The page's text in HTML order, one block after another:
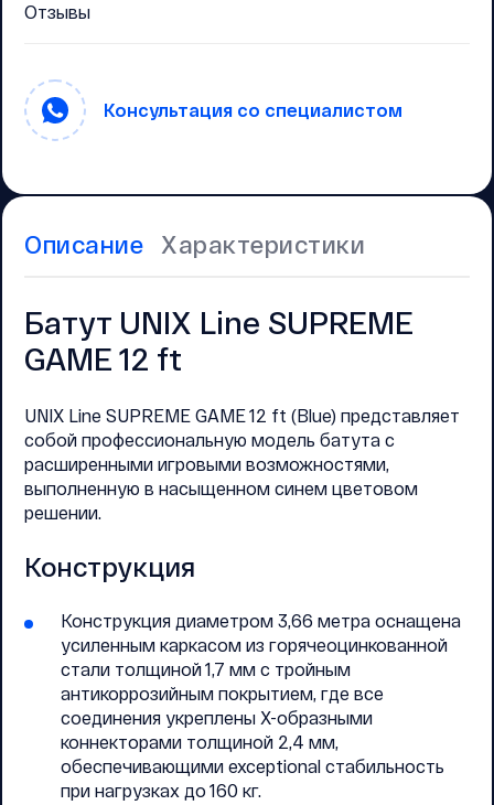
Описание Характеристики
Батут UNIX Line SUPREME
GAME 12 ft
UNIX Line SUPREME GAME 12 ft (Blue) представляет
собой профессиональную модель батута с
расширенными игровыми возможностями,
выполненную в насыщенном синем цветовом
решении.
Конструкция
Конструкция диаметром 3,66 метра оснащена
усиленным каркасом из горячеоцинкованной
стали толщиной 1,7 мм с тройным
антикоррозийным покрытием, где все
соединения укреплены X-образными
коннекторами толщиной 2,4 мм,
обеспечивающими exceptional стабильность
при нагрузках до 160 кг.
Отзывы
Консультация со специалистом